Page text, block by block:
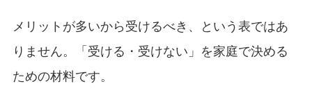
メリットが多いから受けるべき、という表ではあ
りません。「受ける・受けない」を家庭で決める
ための材料です。